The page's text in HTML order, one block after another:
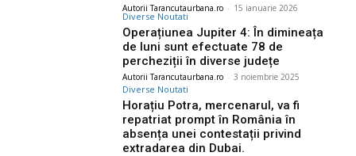
Autorii Tarancutaurbana.ro - 15 ianuarie 2026
Diverse Noutati
Operațiunea Jupiter 4: În dimineața
de luni sunt efectuate 78 de
percheziții în diverse județe
Autorii Tarancutaurbana.ro - 3 noiembrie 2025
Diverse Noutati
Horațiu Potra, mercenarul, va fi
repatriat prompt în România în
absența unei contestații privind
extradarea din Dubai.